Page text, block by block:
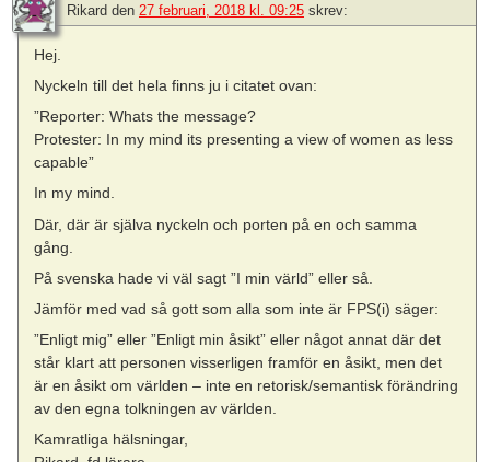
Rikard den 27 februari, 2018 kl. 09:25 skrev:
Hej.
Nyckeln till det hela finns ju i citatet ovan:
”Reporter: Whats the message?
Protester: In my mind its presenting a view of women as less
capable”
In my mind.
Där, där är själva nyckeln och porten på en och samma
gång.
På svenska hade vi väl sagt ”I min värld” eller så.
Jämför med vad så gott som alla som inte är FPS(i) säger:
”Enligt mig” eller ”Enligt min åsikt” eller något annat där det
står klart att personen visserligen framför en åsikt, men det
är en åsikt om världen – inte en retorisk/semantisk förändring
av den egna tolkningen av världen.
Kamratliga hälsningar,